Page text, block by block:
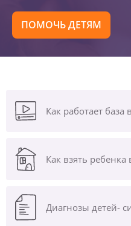
ПОМОЧЬ ДЕТЯМ
Как работает база
Как взять
Диагнозы детей-